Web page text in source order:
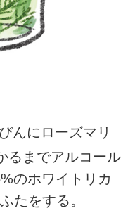
んにローズマリ
るまでアルコール
のホワイトリカ
たをする。